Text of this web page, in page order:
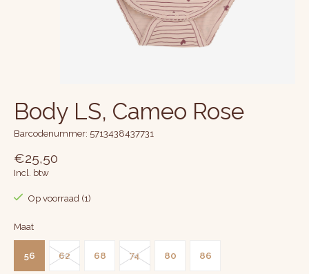
Body LS, Cameo Rose
Barcodenummer: 5713438437731
€25,50
Incl. btw
Op voorraad (1)
Maat
56 62 68 74 80 86